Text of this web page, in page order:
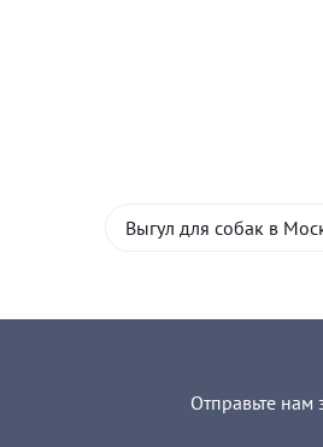
Выгул для собак в
Отправьте нам